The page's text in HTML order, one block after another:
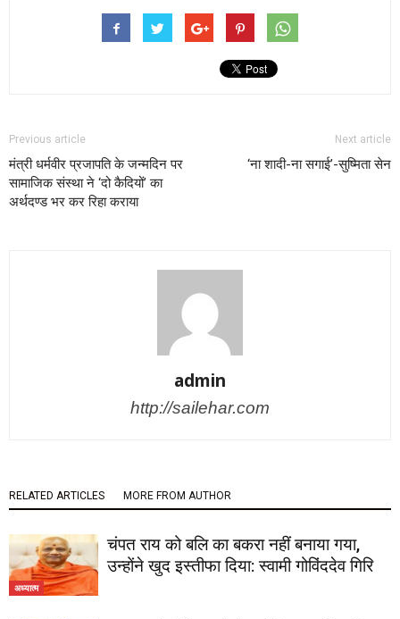
Previous article
मंत्री धर्मवीर प्रजापति के जन्मदिन पर
सामाजिक संस्था ने ‘दो कैदियों’ का
अर्थदण्ड भर कर रिहा कराया
Next article
‘ना शादी-ना सगाई’-सुष्मिता सेन
admin
http://sailehar.com
RELATED ARTICLES MORE FROM AUTHOR
अध्यात्म
चंपत राय को बलि का बकरा नहीं बनाया गया,
उन्होंने खुद इस्तीफा दिया: स्वामी गोविंददेव गिरि